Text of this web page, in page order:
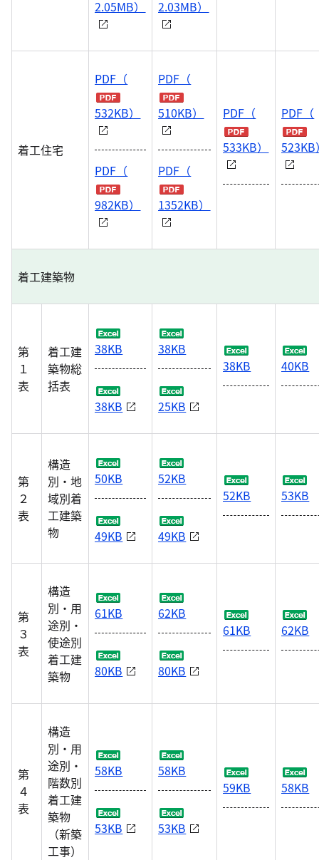
2.05MB）
2.03MB）
着工住宅
PDF（
532KB）
PDF（
982KB）
PDF（
510KB）
PDF（
1352KB）
PDF（
533KB）
PDF（
523KB
着工建築物
第
１
表
着工建
築物総
括表
38KB
38KB
38KB
25KB
38KB 40KB
第
２
表
構造
別・地
域別着
工建築
物
50KB
49KB
52KB
49KB
52KB 53KB
第
３
表
構造
別・用
途別・
使途別
着工建
築物
61KB
80KB
62KB
80KB
61KB 62KB
第
４
表
構造
別・用
途別・
階数別
着工建
築物
（新築
工事）
58KB
53KB
58KB
53KB
59KB 58KB